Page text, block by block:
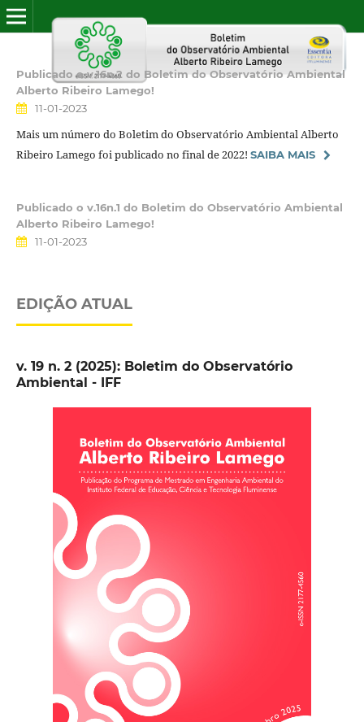
Publicado o v.16n.2 do Boletim do Observatório Ambiental
Alberto Ribeiro Lamego!
11-01-2023
Mais um número do Boletim do Observatório Ambiental Alberto
Ribeiro Lamego foi publicado no final de 2022! SAIBA MAIS
Publicado o v.16n.1 do Boletim do Observatório Ambiental
Alberto Ribeiro Lamego!
11-01-2023
EDIÇÃO ATUAL
v. 19 n. 2 (2025): Boletim do Observatório
Ambiental - IFF